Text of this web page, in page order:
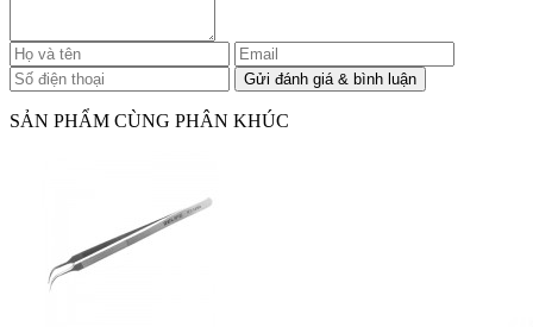
SẢN PHẨM CÙNG PHÂN KHÚC